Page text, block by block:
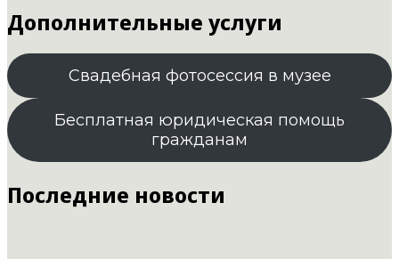
Дополнительные услуги
Свадебная фотосессия в музее
Бесплатная юридическая помощь
гражданам
Последние новости